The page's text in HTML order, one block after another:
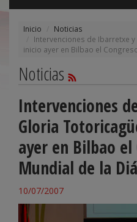
Inicio
Noticias
Intervenciones de Ibarretxe
inicio ayer en Bilbao el
Noticias
Intervenciones
Gloria
ayer en Bilbao el
Mundial de la
10/07/2007